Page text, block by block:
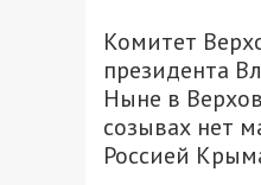
Комитет
президента
Ныне в
созывах нет
Россией